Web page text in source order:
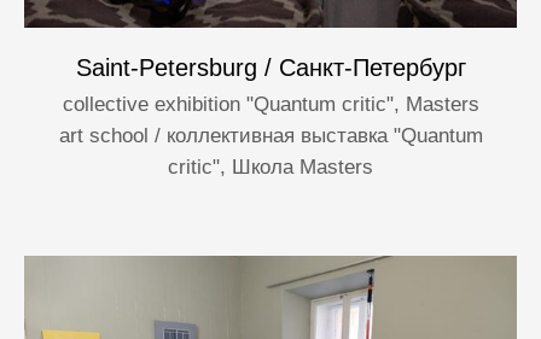
Saint-Petersburg / Санкт-Петербург
collective exhibition "Quantum critic", Masters
art school / коллективная выставка "Quantum
critic", Школа Masters